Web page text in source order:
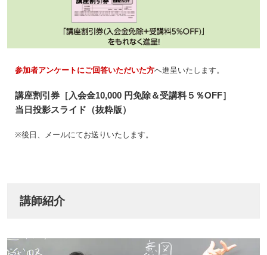
参加者アンケートにご回答いただいた方へ進呈いたします。
講座割引券［入会金10,000 円免除＆受講料５％OFF］
当日投影スライド（抜粋版）
※後日、メールにてお送りいたします。
講師紹介